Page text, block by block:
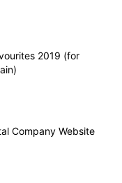
2019 (for
Company Website